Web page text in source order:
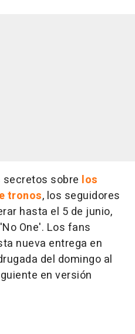
sobre los
tronos, los seguidores
hasta el 5 de junio,
One'. Los fans
nueva entrega en
del domingo al
en versión